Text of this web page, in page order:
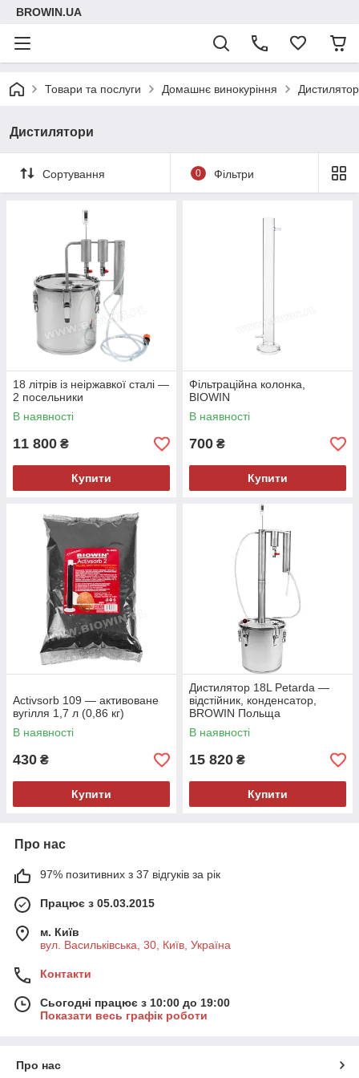
BROWIN.UA
Товари та послуги Домашнє винокуріння
Дистилятори
Сортування 0 Фільтри
18 літрів із неіржавкої сталі —
2 посельники
В наявності
11 800 ₴
Купити
Фільтраційна колонка,
BIOWIN
В наявності
700 ₴
Купити
Activsorb 109 — активоване
вугілля 1,7 л (0,86 кг)
В наявності
430 ₴
Купити
Дистилятор 18L Petarda —
відстійник, конденсатор,
BROWIN Польща
В наявності
15 820 ₴
Купити
Про нас
97% позитивних з 37 відгуків за рік
Працює з 05.03.2015
м. Київ
вул. Васильківська, 30, Київ, Україна
Контакти
Сьогодні працює з 10:00 до 19:00
Показати весь графік роботи
Про нас